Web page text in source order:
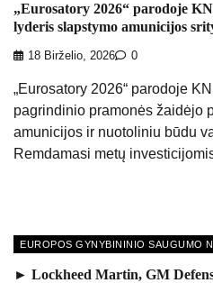
„Eurosatory 2026“ parodoje
lyderis slapstymo amunicijos
18 Birželio, 2026 0
„Eurosatory 2026“ parodoje
pagrindinio pramonės žaidėjo
amunicijos ir nuotoliniu būdu
Remdamasi metų
EUROPOS GYNYBININIO SAUGUMO
► Lockheed Martin, GM